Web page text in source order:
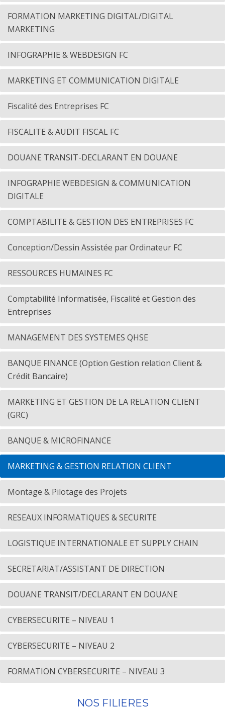
FORMATION MARKETING DIGITAL/DIGITAL
MARKETING
INFOGRAPHIE & WEBDESIGN FC
MARKETING ET COMMUNICATION DIGITALE
Fiscalité des Entreprises FC
FISCALITE & AUDIT FISCAL FC
DOUANE TRANSIT-DECLARANT EN DOUANE
INFOGRAPHIE WEBDESIGN & COMMUNICATION
DIGITALE
COMPTABILITE & GESTION DES ENTREPRISES FC
Conception/Dessin Assistée par Ordinateur FC
RESSOURCES HUMAINES FC
Comptabilité Informatisée, Fiscalité et Gestion des
Entreprises
MANAGEMENT DES SYSTEMES QHSE
BANQUE FINANCE (Option Gestion relation Client &
Crédit Bancaire)
MARKETING ET GESTION DE LA RELATION CLIENT
(GRC)
BANQUE & MICROFINANCE
MARKETING & GESTION RELATION CLIENT
Montage & Pilotage des Projets
RESEAUX INFORMATIQUES & SECURITE
LOGISTIQUE INTERNATIONALE ET SUPPLY CHAIN
SECRETARIAT/ASSISTANT DE DIRECTION
DOUANE TRANSIT/DECLARANT EN DOUANE
CYBERSECURITE – NIVEAU 1
CYBERSECURITE – NIVEAU 2
FORMATION CYBERSECURITE – NIVEAU 3
NOS FILIERES